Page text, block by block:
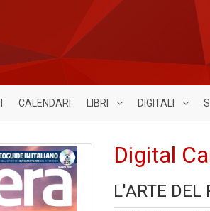
CALENDARI LIBRI DIGITALI
Digital
L'ARTE DEL